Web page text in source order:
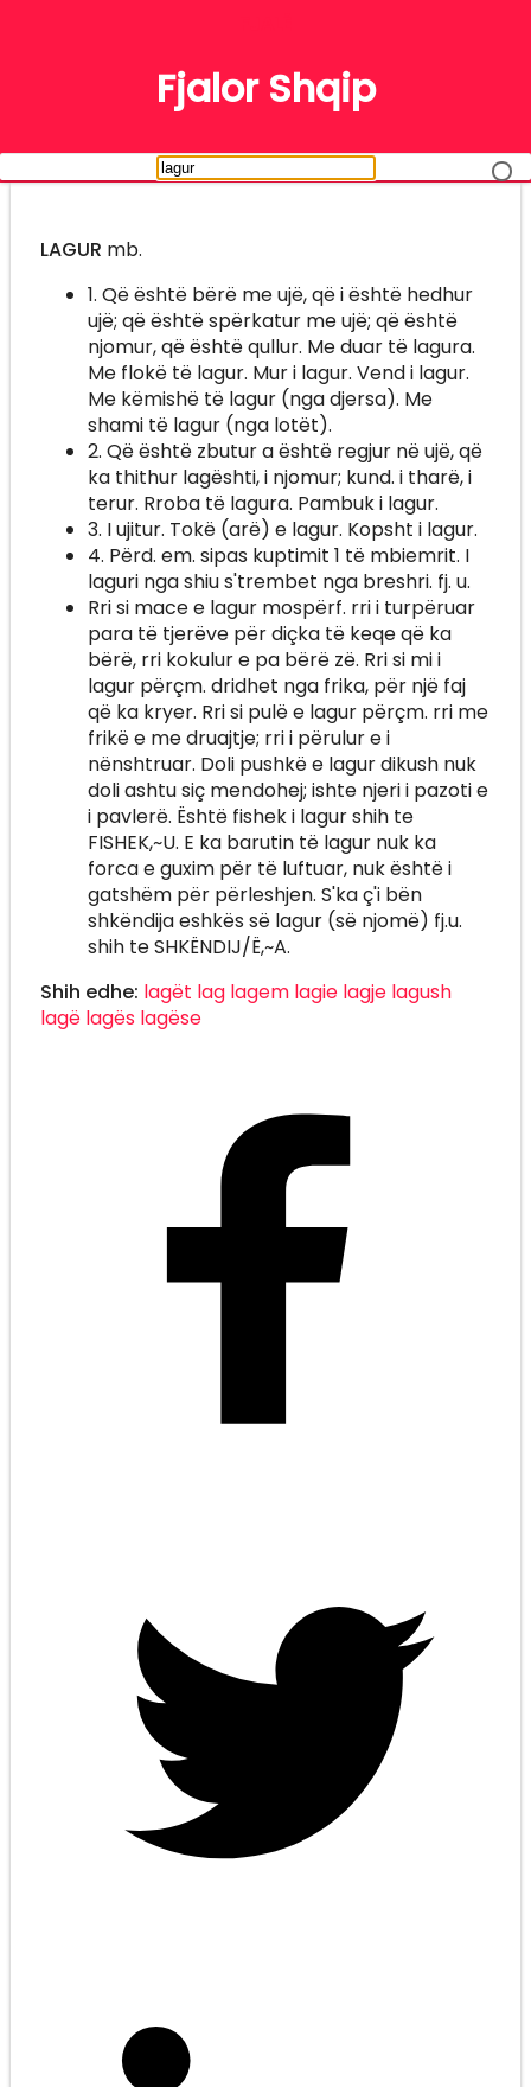
Fjalor Shqip
LAGUR mb.
1. Që është bërë me ujë, që i është hedhur
ujë; që është spërkatur me ujë; që është
njomur, që është qullur. Me duar të lagura.
Me flokë të lagur. Mur i lagur. Vend i lagur.
Me këmishë të lagur (nga djersa). Me
shami të lagur (nga lotët).
2. Që është zbutur a është regjur në ujë, që
ka thithur lagështi, i njomur; kund. i tharë, i
terur. Rroba të lagura. Pambuk i lagur.
3. I ujitur. Tokë (arë) e lagur. Kopsht i lagur.
4. Përd. em. sipas kuptimit 1 të mbiemrit. I
laguri nga shiu s'trembet nga breshri. fj. u.
Rri si mace e lagur mospërf. rri i turpëruar
para të tjerëve për diçka të keqe që ka
bërë, rri kokulur e pa bërë zë. Rri si mi i
lagur përçm. dridhet nga frika, për një faj
që ka kryer. Rri si pulë e lagur përçm. rri me
frikë e me druajtje; rri i përulur e i
nënshtruar. Doli pushkë e lagur dikush nuk
doli ashtu siç mendohej; ishte njeri i pazoti e
i pavlerë. Është fishek i lagur shih te
FISHEK,~U. E ka barutin të lagur nuk ka
forca e guxim për të luftuar, nuk është i
gatshëm për përleshjen. S'ka ç'i bën
shkëndija eshkës së lagur (së njomë) fj.u.
shih te SHKËNDIJ/Ë,~A.
Shih edhe: lagët lag lagem lagie lagje lagush
lagë lagës lagëse